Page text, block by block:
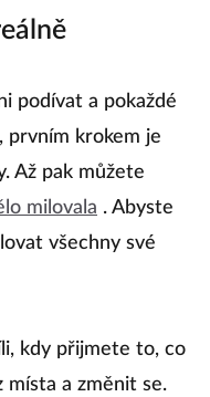
podívat a pokaždé
prvním krokem je
Až pak můžete
milovala . Abyste
všechny své
kdy přijmete to, co
místa a změnit se.